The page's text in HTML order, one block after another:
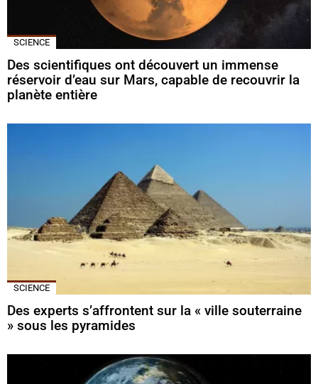
SCIENCE
Des scientifiques ont découvert un immense
réservoir d’eau sur Mars, capable de recouvrir la
planète entière
SCIENCE
Des experts s’affrontent sur la « ville souterraine
» sous les pyramides